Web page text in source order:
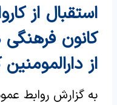
استقبال از
کانون
از
به گزارش روابط